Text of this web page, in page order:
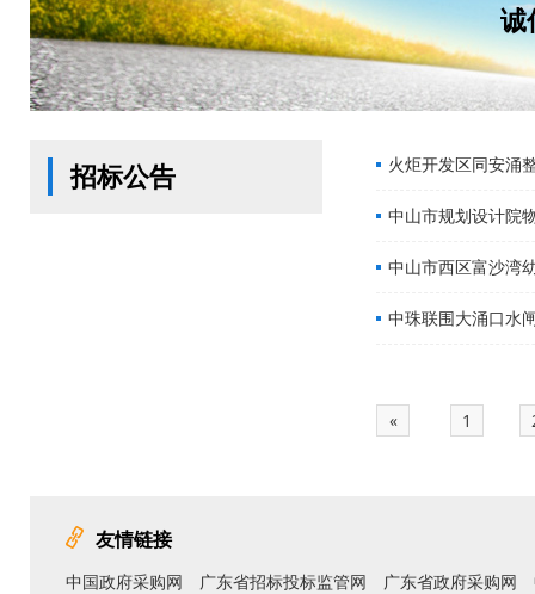
诚
招标公告 火炬开发区同安涌
中山市规划设计院
中山市西区富沙湾
中珠联围大涌口水
« 1
友情链接
中国政府采购网 广东省招标投标监管网 广东省政府采购网